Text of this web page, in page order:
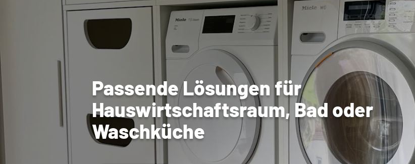
Passende Lösungen für
Hauswirtschaftsraum, Bad oder
Waschküche